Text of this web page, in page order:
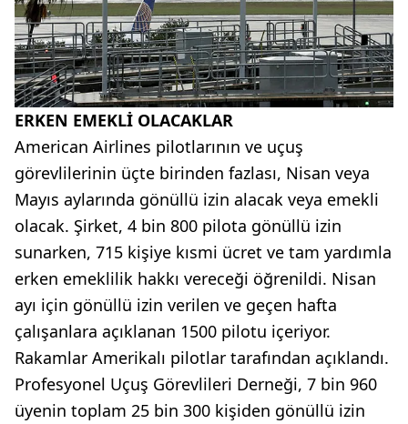
ERKEN EMEKLİ OLACAKLAR
American Airlines pilotlarının ve uçuş
görevlilerinin üçte birinden fazlası, Nisan veya
Mayıs aylarında gönüllü izin alacak veya emekli
olacak. Şirket, 4 bin 800 pilota gönüllü izin
sunarken, 715 kişiye kısmi ücret ve tam yardımla
erken emeklilik hakkı vereceği öğrenildi. Nisan
ayı için gönüllü izin verilen ve geçen hafta
çalışanlara açıklanan 1500 pilotu içeriyor.
Rakamlar Amerikalı pilotlar tarafından açıklandı.
Profesyonel Uçuş Görevlileri Derneği, 7 bin 960
üyenin toplam 25 bin 300 kişiden gönüllü izin